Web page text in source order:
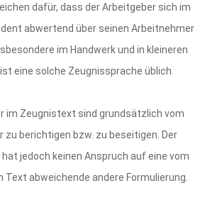
dafür, dass der Arbeitgeber sich im
abwertend über seinen Arbeitnehmer
im Handwerk und in kleineren
eine solche Zeugnissprache üblich.
im Zeugnistext sind grundsätzlich vom
zu berichtigen bzw. zu beseitigen. Der
jedoch keinen Anspruch auf eine vom
Text abweichende andere Formulierung.